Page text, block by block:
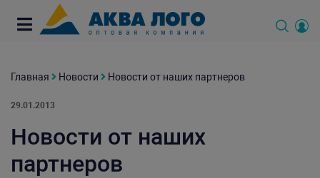
Главная Новости Новости от наших партнеров
29.01.2013
Новости от наших
партнеров